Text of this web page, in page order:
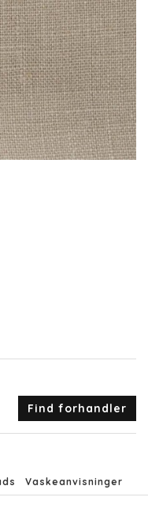
Find forhandler
Vaskeanvisninger